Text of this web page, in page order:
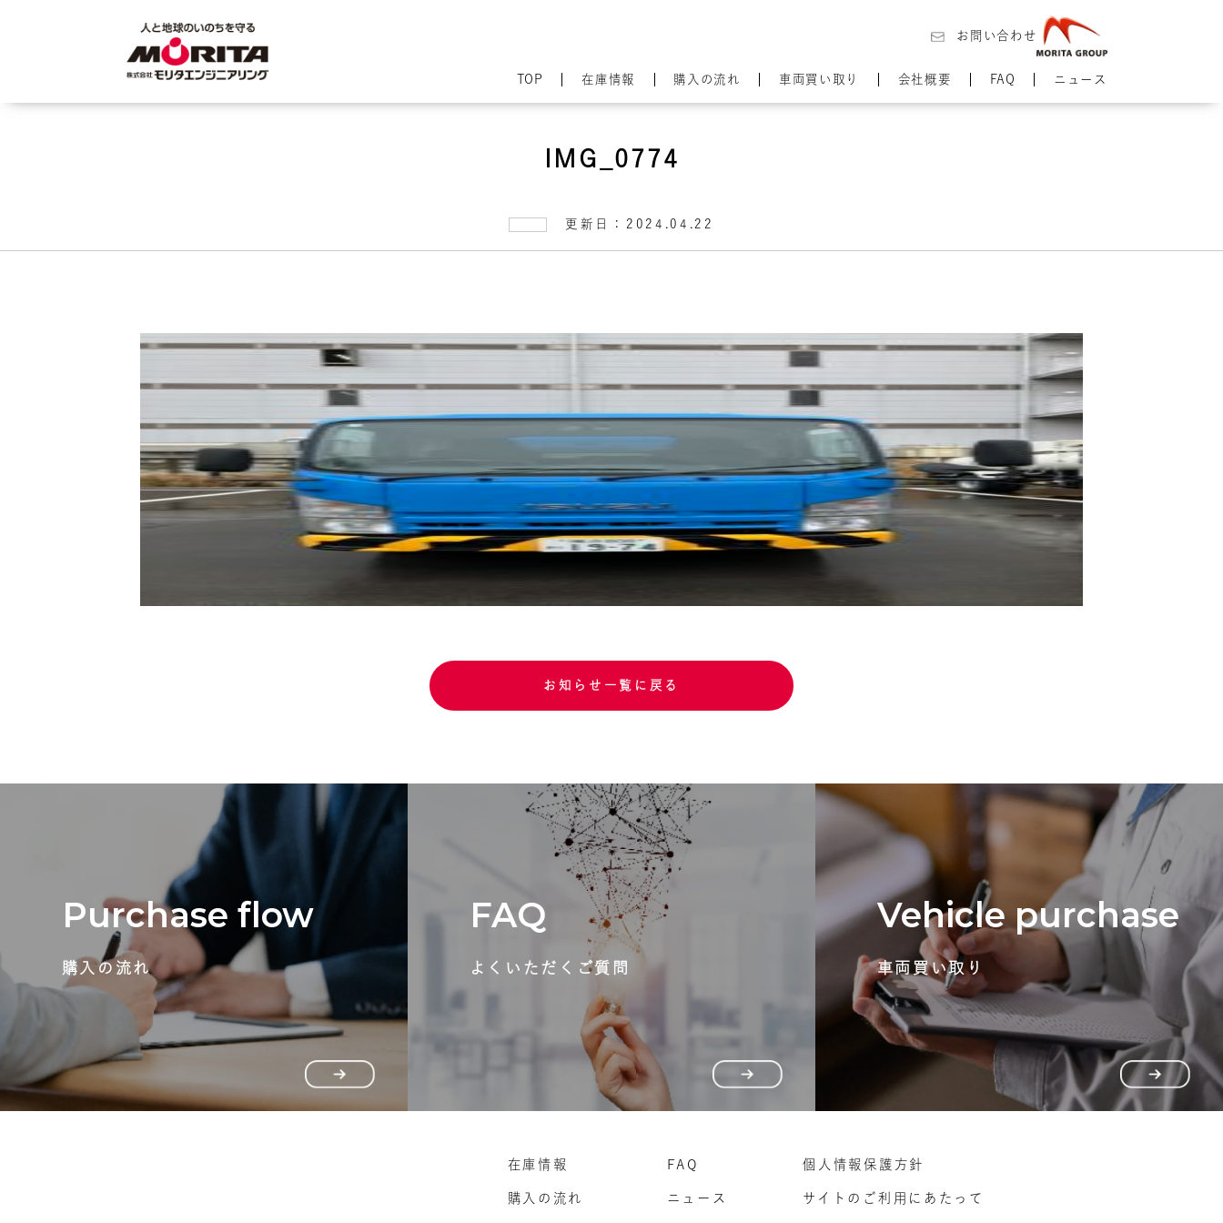
お問い合わせ
TOP 在庫情報 購入の流れ 車両買い取り 会社概要 FAQ ニュース
IMG_0774
更新日：2024.04.22
お知らせ一覧に戻る
Purchase flow
購入の流れ
FAQ
よくいただくご質問
Vehicle purchase
車両買い取り
在庫情報
購入の流れ
FAQ
ニュース
個人情報保護方針
サイトのご利用にあたって